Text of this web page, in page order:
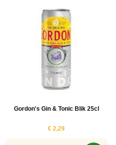
Gordon's Gin & Tonic Blik 25cl
€ 2,29